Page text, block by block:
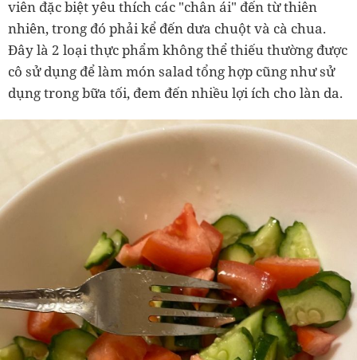
viên đặc biệt yêu thích các "chân ái" đến từ thiên
nhiên, trong đó phải kể đến dưa chuột và cà chua.
Đây là 2 loại thực phẩm không thể thiếu thường được
cô sử dụng để làm món salad tổng hợp cũng như sử
dụng trong bữa tối, đem đến nhiều lợi ích cho làn da.